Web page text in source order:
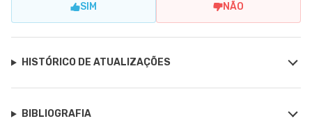
SIM NÃO
HISTÓRICO DE ATUALIZAÇÕES
BIBLIOGRAFIA